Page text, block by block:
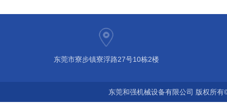
东莞市寮步镇寮浮路27号10栋2楼
东莞和强机械设备有限公司 版权所